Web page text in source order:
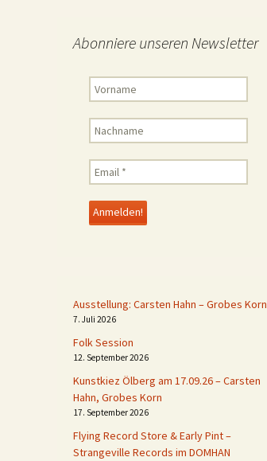
Abonniere unseren Newsletter
Ausstellung: Carsten Hahn – Grobes Korn
7. Juli 2026
Folk Session
12. September 2026
Kunstkiez Ölberg am 17.09.26 – Carsten
Hahn, Grobes Korn
17. September 2026
Flying Record Store & Early Pint –
Strangeville Records im DOMHAN